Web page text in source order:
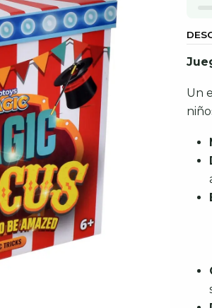
Un